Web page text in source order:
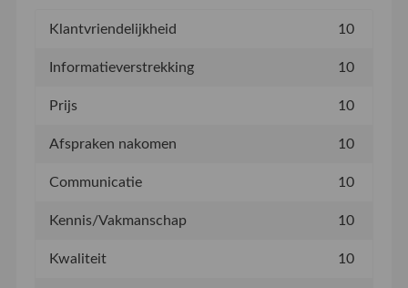
Klantvriendelijkheid 10
Informatieverstrekking 10
Prijs 10
Afspraken nakomen 10
Communicatie 10
Kennis/Vakmanschap 10
Kwaliteit 10